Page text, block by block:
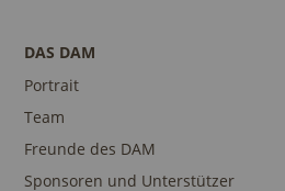
DAS DAM
Portrait
Team
Freunde des DAM
Sponsoren und Unterstützer